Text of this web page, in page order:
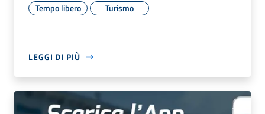
Tempo libero Turismo
LEGGI DI PIÙ